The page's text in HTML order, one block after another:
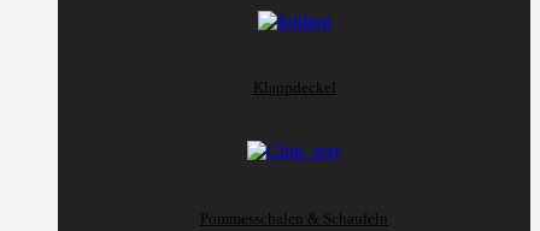
Klappdeckel
Pommesschalen & Schaufeln